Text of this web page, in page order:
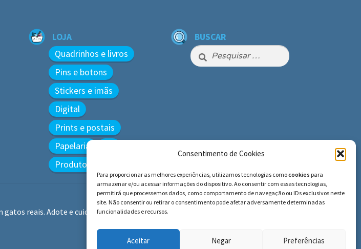
Consentimento de Cookies
Para proporcionar as melhores experiências, utilizamos tecnologias comocookies para
armazenar e/ou acessar informações do dispositivo. Ao consentir com essas tecnologias,
permitirá que processemos dados, como comportamento de navegação ou IDs exclusivos neste
site. Não consentir ou retirar o consentimento pode afetar adversamente determinadas
funcionalidades e recursos.
Aceitar Negar Preferências
LOJA
Quadrinhos e livros
Pins e botons
Stickers e imãs
Digital
Prints e postais
Papelaria
Produtos diversos
BUSCAR
Pesquisar
por:
reais. Adote e cuide dos gatos!